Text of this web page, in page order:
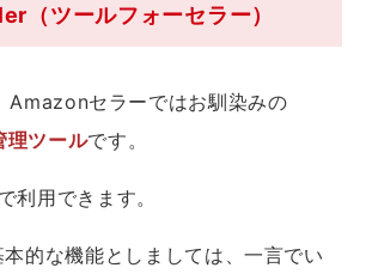
（ツールフォーセラー）
セラーではお馴染みの
ツールです。
利用できます。
的な機能としましては、一言でい